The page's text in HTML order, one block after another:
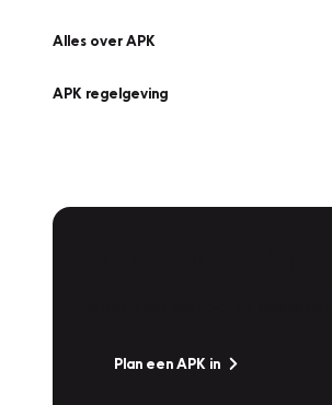
Alles over APK
APK regelgeving
Plan een APK in